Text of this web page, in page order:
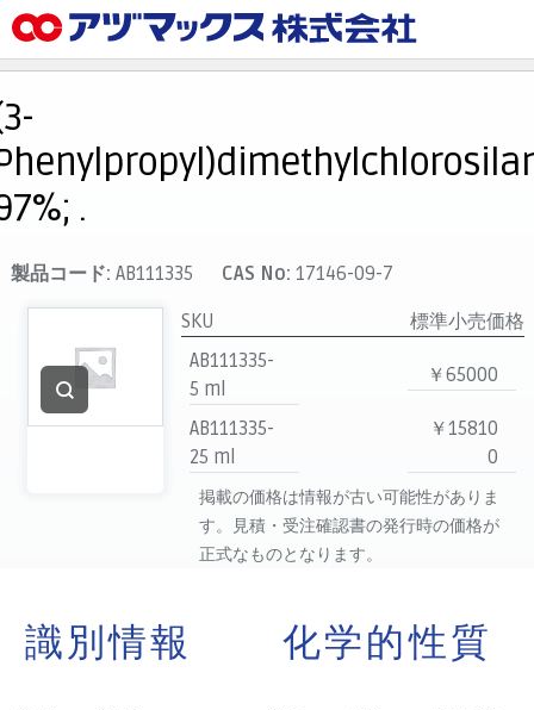
カート
マイアカウント
主要取扱ブランド
代理店一覧
支払い
製品検索
見積発行
.
製品コード: AB111335 CAS No: 17146-09-7
SKU
標準小売価格
AB111335-
5 ml
￥65000
AB111335-
25 ml
￥15810
0
掲載の価格は情報が古い可能性がありま
す。見積・受注確認書の発行時の価格が
正式なものとなります。
識別情報 化学的性質